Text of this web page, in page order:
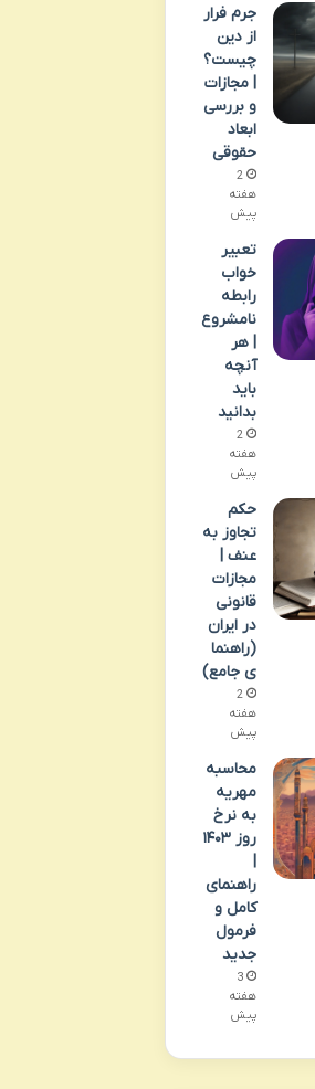
جرم فرار
از دین
چیست؟
| مجازات
و بررسی
ابعاد
حقوقی
2
هفته
پیش
تعبیر
خواب
رابطه
نامشروع
| هر
آنچه
باید
بدانید
2
هفته
پیش
حکم
تجاوز به
عنف |
مجازات
قانونی
در ایران
(راهنما
ی جامع)
2
هفته
پیش
محاسبه
مهریه
به نرخ
روز ۱۴۰۳
|
راهنمای
کامل و
فرمول
جدید
3
هفته
پیش